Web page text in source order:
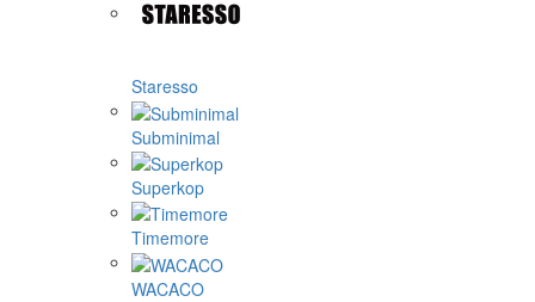
Staresso
Subminimal
Superkop
Timemore
WACACO